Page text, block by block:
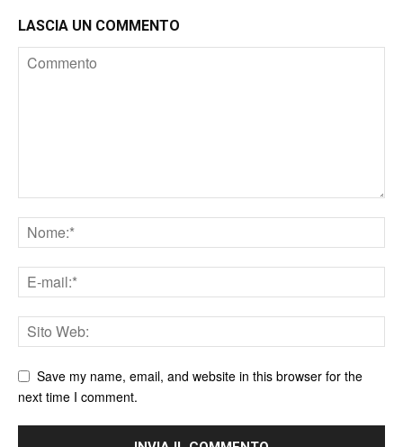
LASCIA UN COMMENTO
Save my name, email, and website in this browser for the
next time I comment.